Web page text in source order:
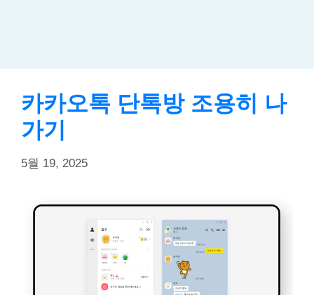
카카오톡 단톡방 조용히 나
가기
5월 19, 2025